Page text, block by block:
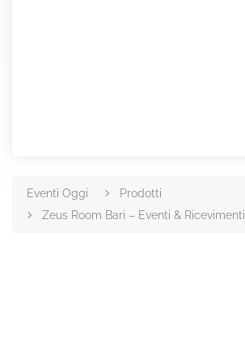
Eventi Oggi
Prodotti
Zeus Room Bari – Eventi & Ricevimenti